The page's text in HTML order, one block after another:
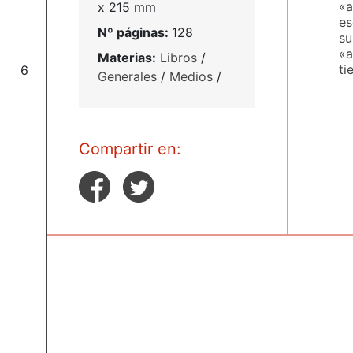
6
x 215 mm
Nº páginas: 128
Materias: Libros /
Generales / Medios /
Compartir en: